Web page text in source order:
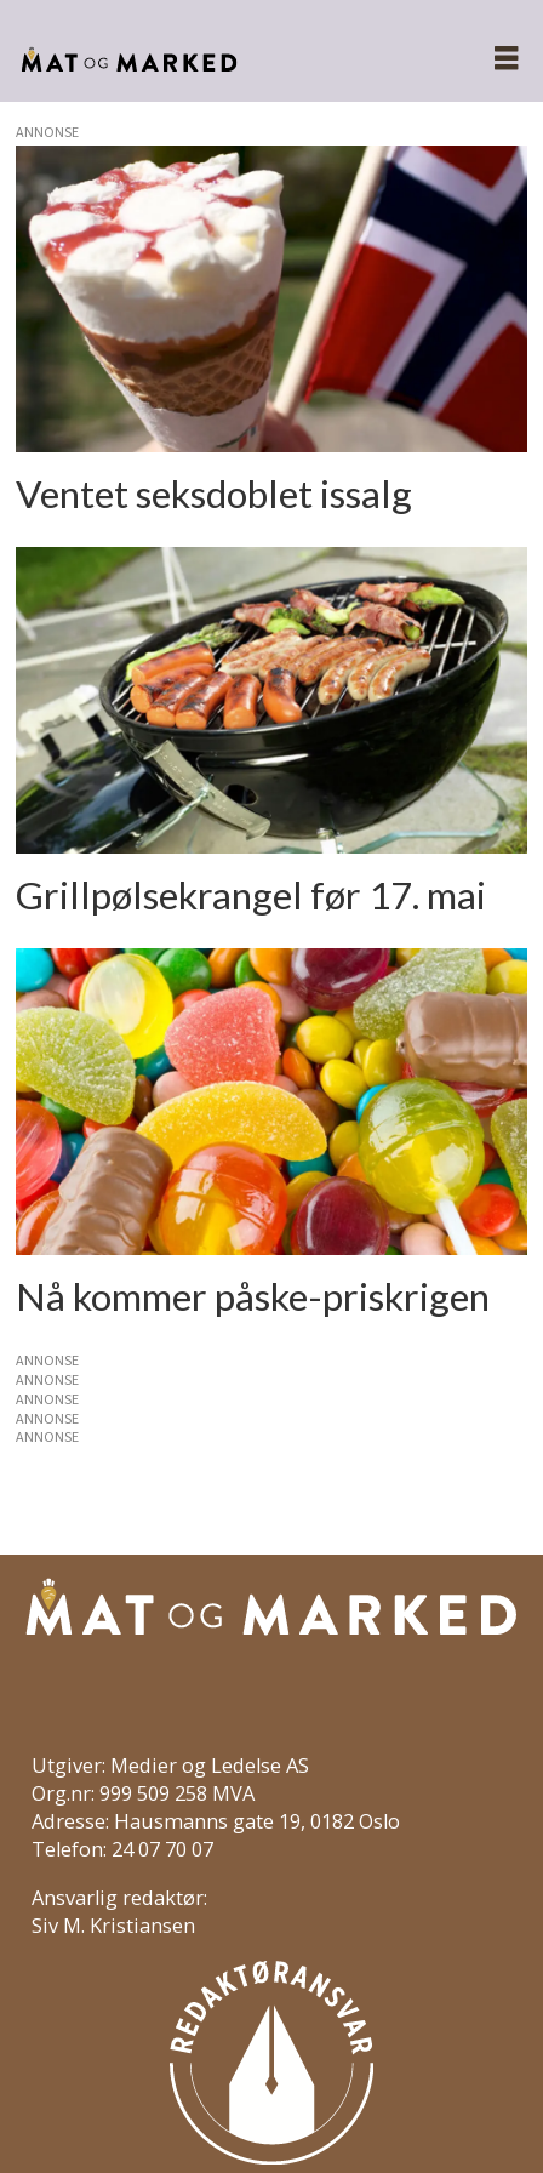
Tags:
grillpølse
ANNONSE
Ventet seksdoblet issalg
Grillpølsekrangel før 17. mai
Nå kommer påske-priskrigen
ANNONSE
ANNONSE
ANNONSE
ANNONSE
ANNONSE
Utgiver: Medier og Ledelse AS
Org.nr: 999 509 258 MVA
Adresse: Hausmanns gate 19, 0182 Oslo
Telefon: 24 07 70 07
Ansvarlig redaktør:
Siv M. Kristiansen